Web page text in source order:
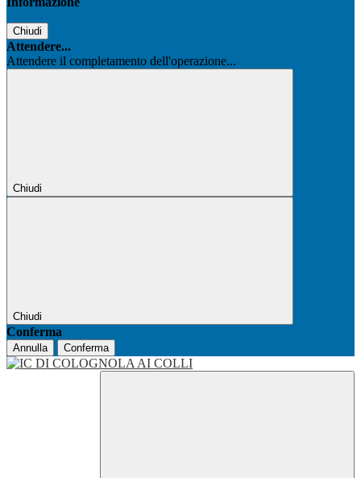
Chiudi
Attendere...
Attendere il completamento dell'operazione...
Chiudi
Chiudi
Conferma
Annulla Conferma